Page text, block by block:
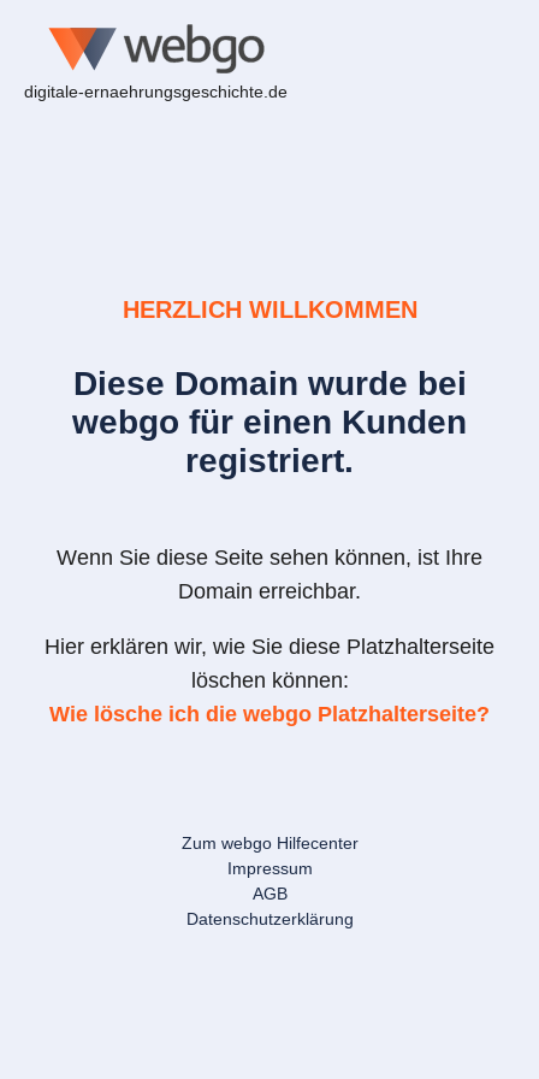
digitale-ernaehrungsgeschichte.de
HERZLICH WILLKOMMEN
Diese Domain wurde bei
webgo für einen Kunden
registriert.
Wenn Sie diese Seite sehen können, ist Ihre
Domain erreichbar.
Hier erklären wir, wie Sie diese Platzhalterseite
löschen können:
Wie lösche ich die webgo Platzhalterseite?
Zum webgo Hilfecenter
Impressum
AGB
Datenschutzerklärung